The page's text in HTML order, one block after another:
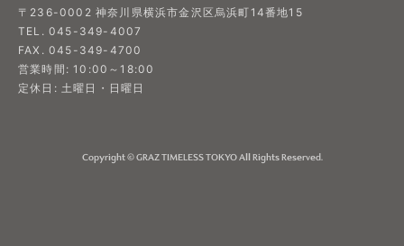
〒236-0002 神奈川県横浜市金沢区烏浜町14番地15
TEL. 045-349-4007
FAX. 045-349-4700
営業時間: 10:00～18:00
定休日: 土曜日・日曜日
Copyright © GRAZ TIMELESS TOKYO All Rights Reserved.